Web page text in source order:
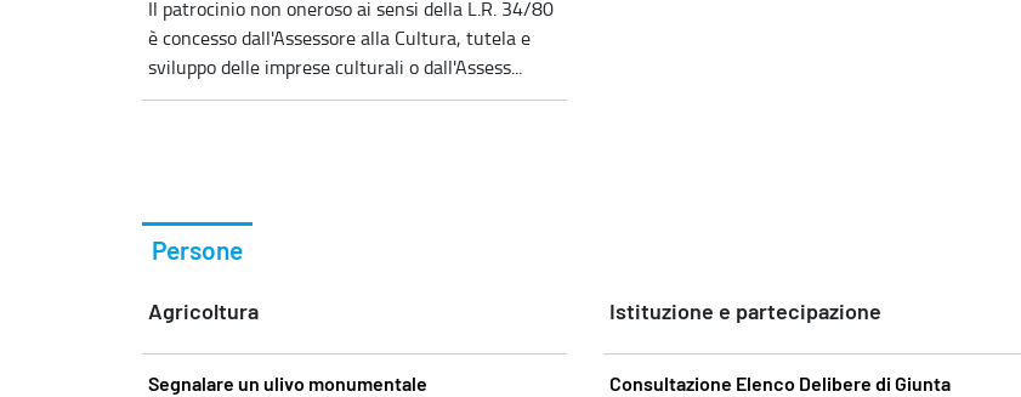
Il patrocinio non oneroso ai sensi della L.R. 34/80
è concesso dall'Assessore alla Cultura, tutela e
sviluppo delle imprese culturali o dall'Assess...
Persone
Agricoltura
Segnalare un ulivo monumentale
Istituzione e partecipazione
Consultazione Elenco Delibere di Giunta